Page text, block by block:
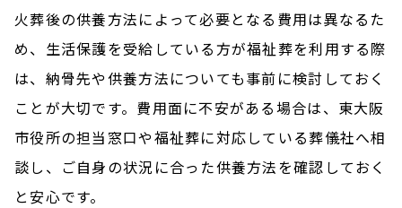
火葬後の供養方法によって必要となる費用は異なるた
め、生活保護を受給している方が福祉葬を利用する際
は、納骨先や供養方法についても事前に検討しておく
ことが大切です。費用面に不安がある場合は、東大阪
市役所の担当窓口や福祉葬に対応している葬儀社へ相
談し、ご自身の状況に合った供養方法を確認しておく
と安心です。